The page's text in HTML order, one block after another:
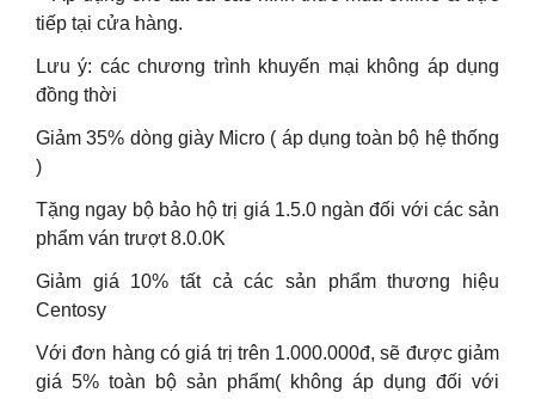
tiếp tại cửa hàng.
Lưu ý: các chương trình khuyến mại không áp dụng
đồng thời
Giảm 35% dòng giày Micro ( áp dụng toàn bộ hệ thống
)
Tặng ngay bộ bảo hộ trị giá 1.5.0 ngàn đối với các sản
phẩm ván trượt 8.0.0K
Giảm giá 10% tất cả các sản phẩm thương hiệu
Centosy
Với đơn hàng có giá trị trên 1.000.000đ, sẽ được giảm
giá 5% toàn bộ sản phẩm( không áp dụng đối với